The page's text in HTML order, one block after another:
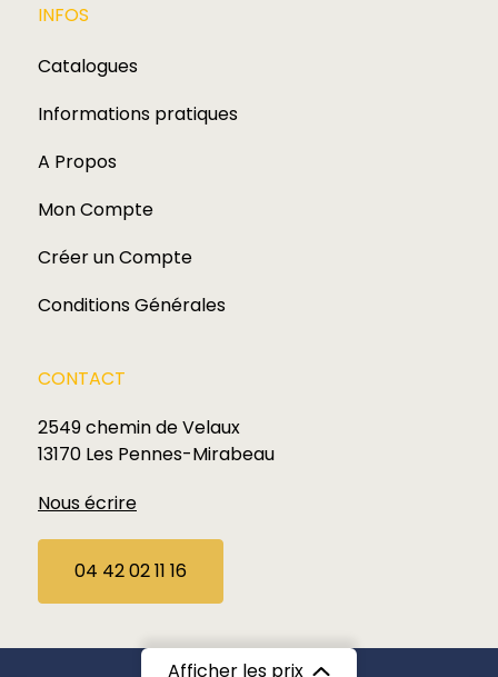
Afficher les prix
INFOS
Catalogues
Informations pratiques
A Propos
Mon Compte
Créer un Compte
Conditions Générales
CONTACT
2549 chemin de Velaux
13170 Les Pennes-Mirabeau
Nous écrire
04 42 02 11 16